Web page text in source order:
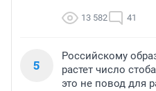
13 582 41
5
Российскому
растет число
это не повод для